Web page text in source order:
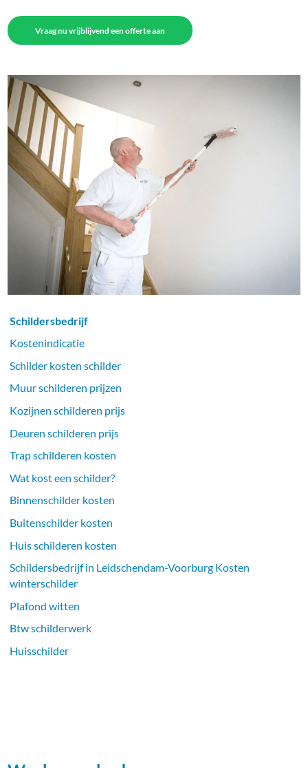
Vraag nu vrijblijvend een offerte aan
Schildersbedrijf
Kostenindicatie
Schilder kosten schilder
Muur schilderen prijzen
Kozijnen schilderen prijs
Deuren schilderen prijs
Trap schilderen kosten
Wat kost een schilder?
Binnenschilder kosten
Buitenschilder kosten
Huis schilderen kosten
Schildersbedrijf in Leidschendam-Voorburg Kosten
winterschilder
Plafond witten
Btw schilderwerk
Huisschilder